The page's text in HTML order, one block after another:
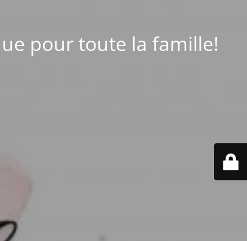
pour toute la famille!